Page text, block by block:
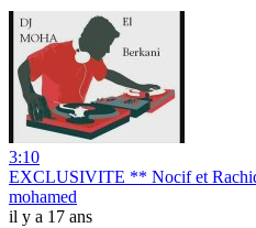
3:10
EXCLUSIVITE ** Nocif et
mohamed
il y a 17 ans